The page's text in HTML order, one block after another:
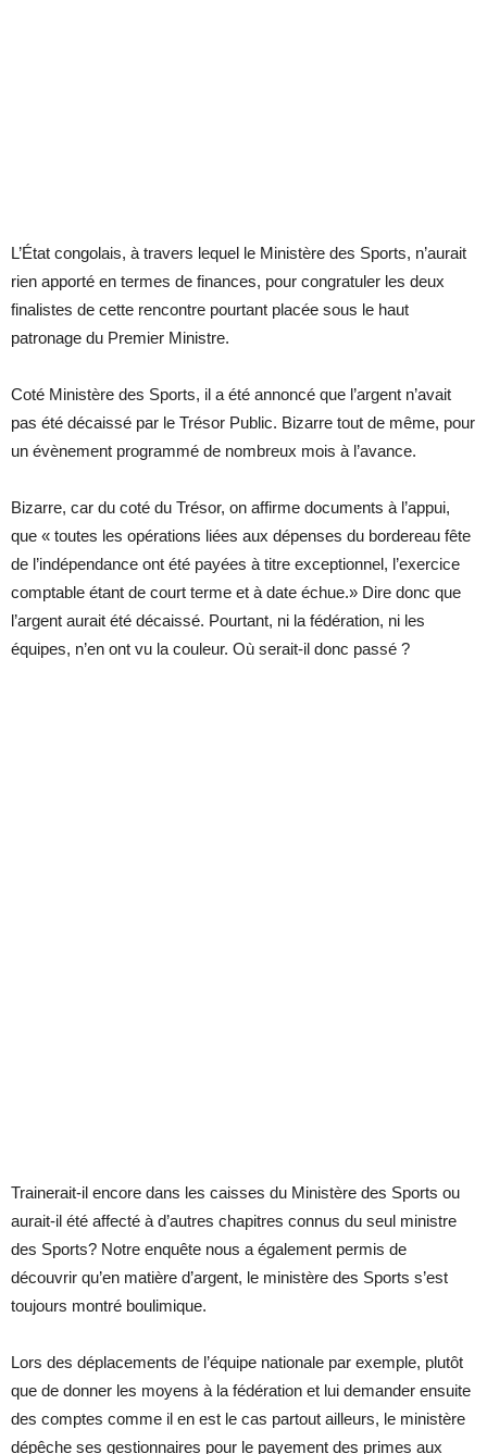
L’État congolais, à travers lequel le Ministère des Sports, n’aurait
rien apporté en termes de finances, pour congratuler les deux
finalistes de cette rencontre pourtant placée sous le haut
patronage du Premier Ministre.
Coté Ministère des Sports, il a été annoncé que l’argent n’avait
pas été décaissé par le Trésor Public. Bizarre tout de même, pour
un évènement programmé de nombreux mois à l’avance.
Bizarre, car du coté du Trésor, on affirme documents à l’appui,
que « toutes les opérations liées aux dépenses du bordereau fête
de l’indépendance ont été payées à titre exceptionnel, l’exercice
comptable étant de court terme et à date échue.» Dire donc que
l’argent aurait été décaissé. Pourtant, ni la fédération, ni les
équipes, n’en ont vu la couleur. Où serait-il donc passé ?
Trainerait-il encore dans les caisses du Ministère des Sports ou
aurait-il été affecté à d’autres chapitres connus du seul ministre
des Sports? Notre enquête nous a également permis de
découvrir qu’en matière d’argent, le ministère des Sports s’est
toujours montré boulimique.
Lors des déplacements de l’équipe nationale par exemple, plutôt
que de donner les moyens à la fédération et lui demander ensuite
des comptes comme il en est le cas partout ailleurs, le ministère
dépêche ses gestionnaires pour le payement des primes aux